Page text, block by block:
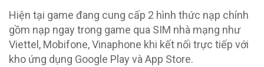
Hiện tại game đang cung cấp 2 hình thức nạp chính
gồm nạp ngay trong game qua SIM nhà mạng như
Viettel, Mobifone, Vinaphone khi kết nối trực tiếp với
kho ứng dụng Google Play và App Store.